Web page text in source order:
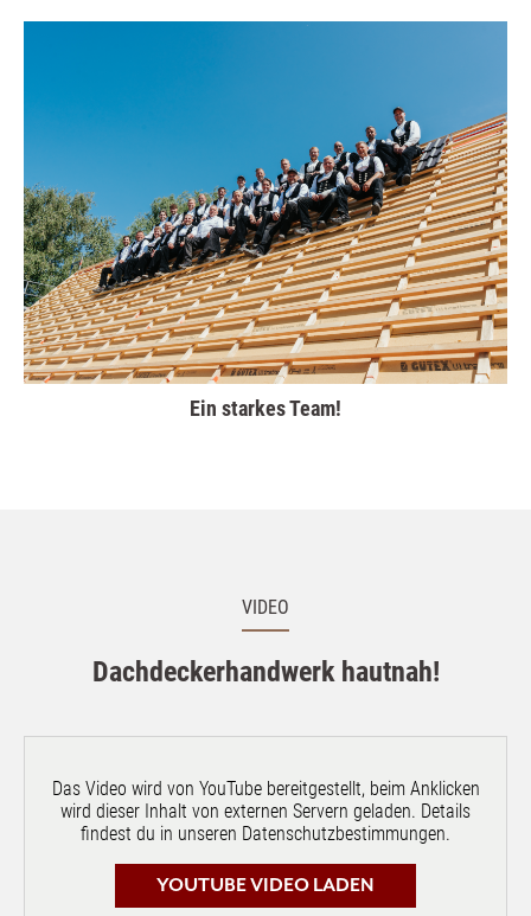
Ein starkes Team!
VIDEO
Dachdeckerhandwerk hautnah!
Das Video wird von YouTube bereitgestellt, beim Anklicken
wird dieser Inhalt von externen Servern geladen. Details
findest du in unseren Datenschutzbestimmungen.
YOUTUBE VIDEO LADEN